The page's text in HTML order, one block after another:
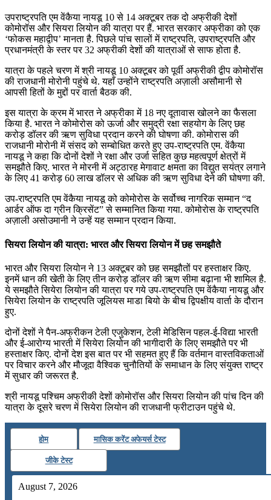
July 19, 2026
📝 डेली करेंट अफेयर्स: 16-18 जुलाई 2026
उपराष्‍ट्रपति एम वेंकैया नायडू 10 से 14 अक्टूबर तक दो अफ्रीकी देशों
कोमोरॉस और सियरा लियोन की यात्रा पर हैं. भारत सरकार अफ्रीका को एक
‘फोकस महाद्वीप’ मानता है. पिछले पांच सालों में राष्ट्रपति, उपराष्ट्रपति और
प्रधानमंत्री के स्तर पर 32 अफ्रीकी देशों की यात्राओं से साफ होता है.
यात्रा के पहले चरण में श्री नायडू 10 अक्टूबर को पूर्वी अफ्रीकी द्वीप कोमोरॉस
की राजधानी मोरोनी पहुंचे थे. यहाँ उन्होंने राष्‍ट्रपति अज़ाली असौमानी से
आपसी हितों के मुद्दों पर वार्ता बैठक की.
इस यात्रा के क्रम में भारत ने अफ्रीका में 18 नए दूतावास खोलने का फैसला
किया है. भारत ने कोमोरोस को ऊर्जा और समुद्री रक्षा सहयोग के लिए छह
करोड़ डॉलर की ऋण सुविधा प्रदान करने की घोषणा की. कोमोरास की
राजधानी मोरोनी में संसद को सम्‍बोधित करते हुए उप-राष्‍ट्रपति एम. वेंकैया
नायडू ने कहा कि दोनों देशों ने रक्षा और उर्जा सहित कुछ महत्‍वपूर्ण क्षेत्रों में
समझौते किए. भारत ने मोरनी में अट्ठारह मेगावाट क्षमता का विद्युत सयंत्र लगाने
के लिए 41 करोड़ 60 लाख डॉलर से अधिक की ऋण सुविधा देने की घोषणा की.
उप-राष्‍ट्रपति एम वेंकैया नायडू को कोमोरोस के सर्वोच्‍च नागरिक सम्‍मान “द
आर्डर ऑफ दा ग्रीन क्रिसेंट” से सम्‍मानित किया गया. कोमोरोस के राष्‍ट्रपति
अज़ाली असोउमानी ने उन्हें यह सम्‍मान प्रदान किया.
सियरा लियोन की यात्रा: भारत और सियरा लियोन में छह समझौते
भारत और सियरा लियोन ने 13 अक्टूबर को छह समझौतों पर हस्‍ताक्षर किए.
इनमें धान की खेती के लिए तीन करोड़ डॉलर की ऋण सीमा बढ़ाना भी शामिल है.
ये समझौते सियेरा लियोन की यात्रा पर गये उप-राष्‍ट्रपति एम वेंकैया नायडू और
सियेरा लियोन के राष्‍ट्रपति जूलियस माडा बियो के बीच द्विपक्षीय वार्ता के दौरान
हुए.
दोनों देशों ने पैन-अफ्रीकन टेली एजुकेशन, टेली मेडि‍सिन पहल-ई-विद्या भारती
और ई-आरोग्‍य भारती में सियेरा लियोन की भागीदारी के लिए समझौते पर भी
हस्‍ताक्षर किए. दोनों देश इस बात पर भी सहमत हुए हैं कि वर्तमान वास्‍तविकताओं
पर विचार करने और मौजूदा वैश्‍विक चुनौतियों के समाधान के लिए संयुक्‍त राष्‍ट्र
में सुधार की जरूरत है.
श्री नायडू पश्चिम अफ्रीकी देशों कोमोरॉस और सियरा लियोन की पांच दिन की
यात्रा के दूसरे चरण में सियेरा लियोन की राजधानी फ्रीटाउन पहुंचे थे.
होम मासिक करेंट अफेयर्स टेस्ट
जीके टेस्ट
August 7, 2026